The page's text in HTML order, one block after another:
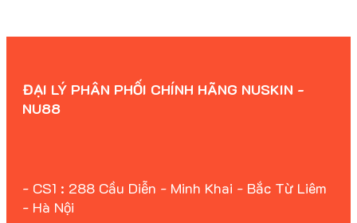
ĐẠI LÝ PHÂN PHỐI CHÍNH HÃNG NUSKIN -
NU88
- CS1 : 288 Cầu Diễn - Minh Khai - Bắc Từ Liêm
- Hà Nội